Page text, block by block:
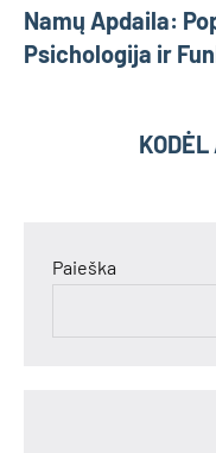
tarp
Namų Apdaila:
Psichologija ir
Paieška